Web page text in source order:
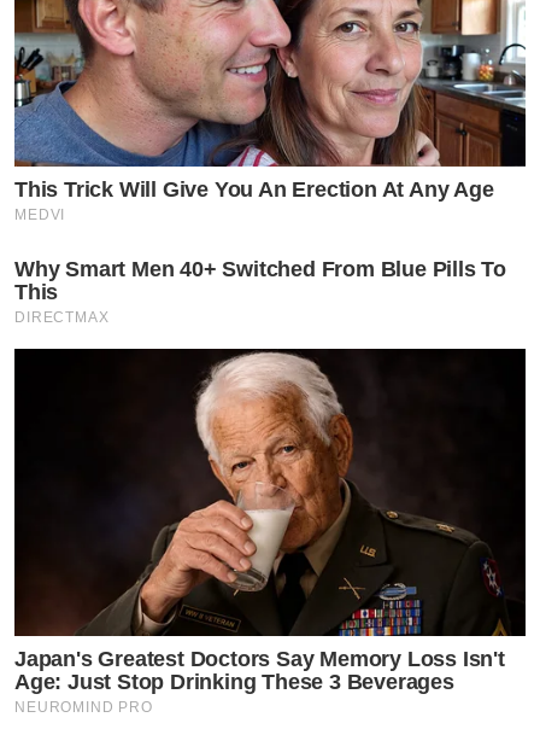
This Trick Will Give You An Erection At Any Age
MEDVI
Why Smart Men 40+ Switched From Blue Pills To
This
DIRECTMAX
Japan's Greatest Doctors Say Memory Loss Isn't
Age: Just Stop Drinking These 3 Beverages
NEUROMIND PRO